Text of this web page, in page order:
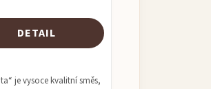
DETAIL
je vysoce kvalitní směs,